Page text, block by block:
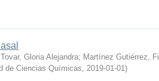
Gloria Alejandra; Martínez Gutiérrez,
de Ciencias Químicas, 2019-01-01)